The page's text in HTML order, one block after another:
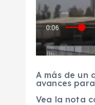
A más de un
avances
Vea la nota